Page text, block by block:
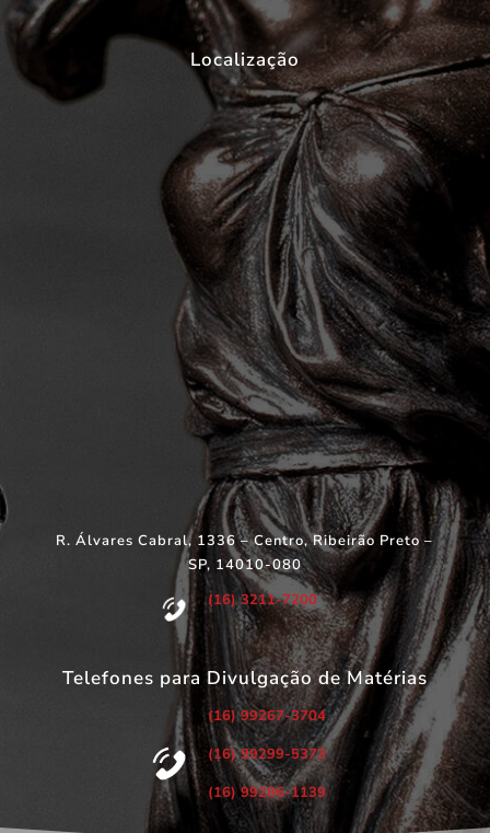
Localização
R. Álvares Cabral, 1336 – Centro, Ribeirão Preto –
SP, 14010-080
(16) 3211-7200
Telefones para Divulgação de Matérias
(16) 99267-3704
(16) 99299-5373
(16) 99286-1139